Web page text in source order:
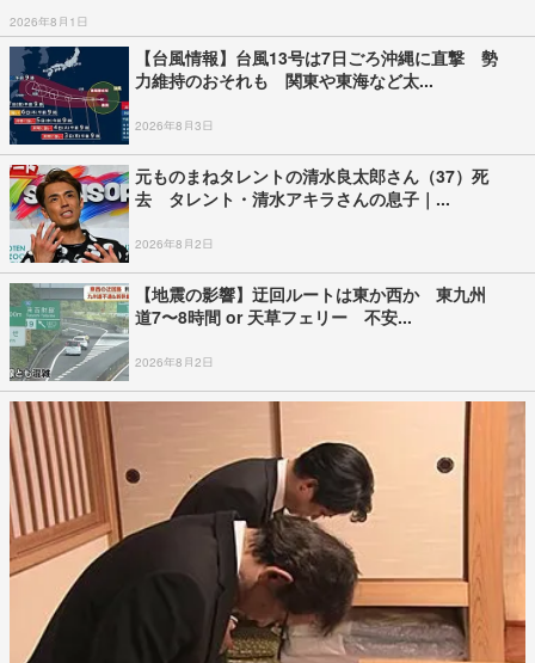
2026年8月1日
【台風情報】台風13号は7日ごろ沖縄に直撃 勢
力維持のおそれも 関東や東海など太...
2026年8月3日
元ものまねタレントの清水良太郎さん（37）死
去 タレント・清水アキラさんの息子｜...
2026年8月2日
【地震の影響】迂回ルートは東か西か 東九州
道7〜8時間 or 天草フェリー 不安...
2026年8月2日